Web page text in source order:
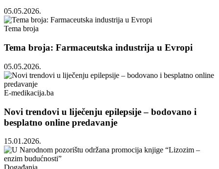
05.05.2026.
Tema broja
Tema broja: Farmaceutska industrija u Evropi
05.05.2026.
E-medikacija.ba
Novi trendovi u liječenju epilepsije – bodovano i
besplatno online predavanje
15.01.2026.